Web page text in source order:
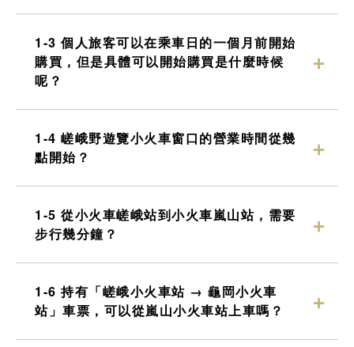
周邊觀光景點
周邊觀光景點列表
嵯峨地區
嵐山地區
龜岡地區
此處預訂票券
1-3 個人旅客可以在乘車日的一個月前開始
購買，但是具體可以開始購買是什麼時候
呢？
1-4 嵯峨野遊覽小火車窗口的營業時間從幾
點開始？
1-5 從小火車嵯峨站到小火車嵐山站，需要
步行幾分鐘？
1-6 持有「嵯峨小火車站 → 龜岡小火車
站」車票，可以從嵐山小火車站上車嗎？